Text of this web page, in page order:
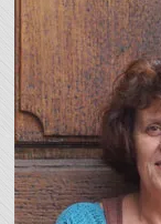
l'or du
temps